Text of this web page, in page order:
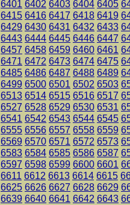
6401 6402 6403 6404 6405
6415 6416 6417 6418 6419
6429 6430 6431 6432 6433
6443 6444 6445 6446 6447
6457 6458 6459 6460 6461
6471 6472 6473 6474 6475
6485 6486 6487 6488 6489
6499 6500 6501 6502 6503
6513 6514 6515 6516 6517
6527 6528 6529 6530 6531
6541 6542 6543 6544 6545
6555 6556 6557 6558 6559
6569 6570 6571 6572 6573
6583 6584 6585 6586 6587
6597 6598 6599 6600 6601
6611 6612 6613 6614 6615
6625 6626 6627 6628 6629
6639 6640 6641 6642 6643